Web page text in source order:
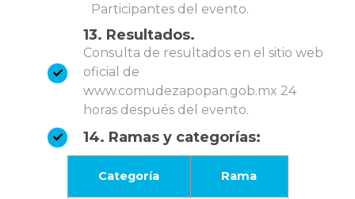
Participantes del evento.
13. Resultados.
Consulta de resultados en el sitio web
oficial de
www.comudezapopan.gob.mx 24
horas después del evento.
14. Ramas y categorías:
Categoría Rama